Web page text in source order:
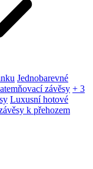
Jednobarevné
závěsy + 3
Luxusní hotové
k přehozem